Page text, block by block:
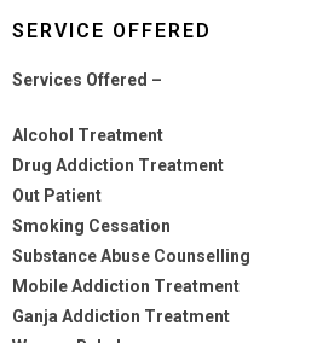
SERVICE OFFERED
Services Offered –
Alcohol Treatment
Drug Addiction Treatment
Out Patient
Smoking Cessation
Substance Abuse Counselling
Mobile Addiction Treatment
Ganja Addiction Treatment